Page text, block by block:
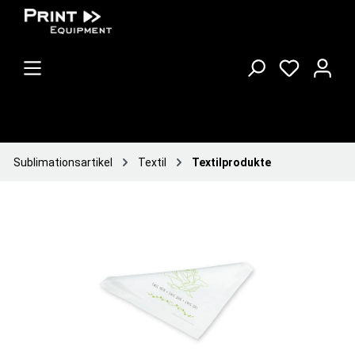
Sublimationsartikel Textil Textilprodukte